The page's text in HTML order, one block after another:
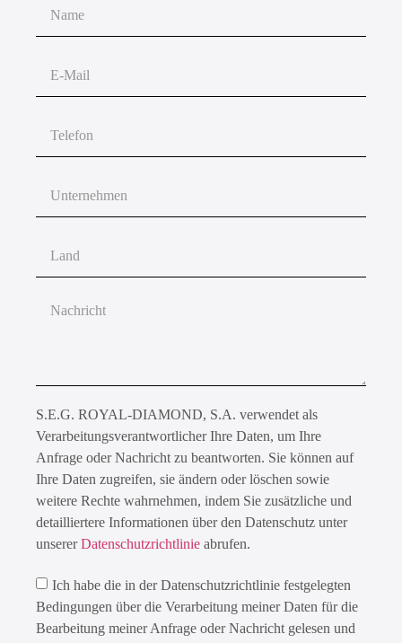
S.E.G. ROYAL-DIAMOND, S.A. verwendet als
Verarbeitungsverantwortlicher Ihre Daten, um Ihre
Anfrage oder Nachricht zu beantworten. Sie können auf
Ihre Daten zugreifen, sie ändern oder löschen sowie
weitere Rechte wahrnehmen, indem Sie zusätzliche und
detailliertere Informationen über den Datenschutz unter
unsererDatenschutzrichtlinie abrufen.
Ich habe die in der Datenschutzrichtlinie festgelegten
Bedingungen über die Verarbeitung meiner Daten für die
Bearbeitung meiner Anfrage oder Nachricht gelesen und